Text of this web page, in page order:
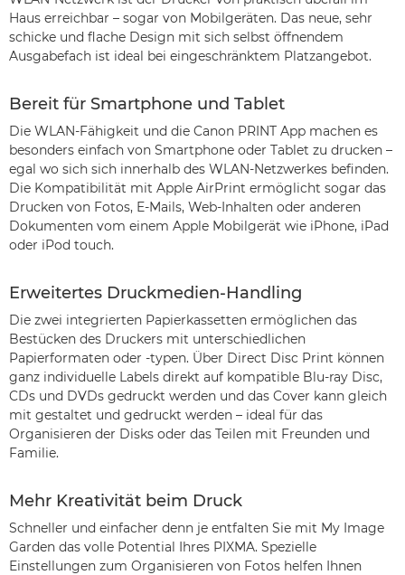
Haus erreichbar – sogar von Mobilgeräten. Das neue, sehr
schicke und flache Design mit sich selbst öffnendem
Ausgabefach ist ideal bei eingeschränktem Platzangebot.
Bereit für Smartphone und Tablet
Die WLAN-Fähigkeit und die Canon PRINT App machen es
besonders einfach von Smartphone oder Tablet zu drucken –
egal wo sich sich innerhalb des WLAN-Netzwerkes befinden.
Die Kompatibilität mit Apple AirPrint ermöglicht sogar das
Drucken von Fotos, E-Mails, Web-Inhalten oder anderen
Dokumenten vom einem Apple Mobilgerät wie iPhone, iPad
oder iPod touch.
Erweitertes Druckmedien-Handling
Die zwei integrierten Papierkassetten ermöglichen das
Bestücken des Druckers mit unterschiedlichen
Papierformaten oder -typen. Über Direct Disc Print können
ganz individuelle Labels direkt auf kompatible Blu-ray Disc,
CDs und DVDs gedruckt werden und das Cover kann gleich
mit gestaltet und gedruckt werden – ideal für das
Organisieren der Disks oder das Teilen mit Freunden und
Familie.
Mehr Kreativität beim Druck
Schneller und einfacher denn je entfalten Sie mit My Image
Garden das volle Potential Ihres PIXMA. Spezielle
Einstellungen zum Organisieren von Fotos helfen Ihnen